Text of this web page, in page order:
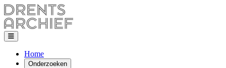
Home
Onderzoeken